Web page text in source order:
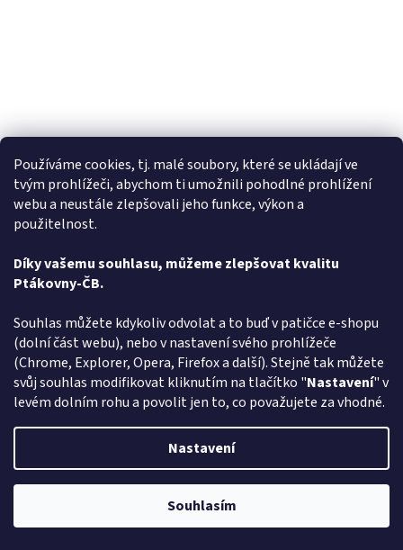
Používáme cookies, tj. malé soubory, které se ukládají ve
tvým prohlížeči, abychom ti umožnili pohodlné prohlížení
webu a neustále zlepšovali jeho funkce, výkon a
použitelnost.
Díky vašemu souhlasu, můžeme zlepšovat kvalitu
Ptákovny-ČB.
Souhlas můžete kdykoliv odvolat a to buď v patičce e-shopu
(dolní část webu), nebo v nastavení svého prohlížeče
(Chrome, Explorer, Opera, Firefox a další). Stejně tak můžete
svůj souhlas modifikovat kliknutím na tlačítko "Nastavení" v
levém dolním rohu a povolit jen to, co považujete za vhodné.
Nastavení
Souhlasím
Káva Maryša - Do smrti dobrý - 250g
hodnocení
produktu
je
z
5
hvězdiček.
283 Kč
Sranda musí být, a pokud hledáte - Kávu Maryša - Do smrti dobrý -
vyberte si v rodinném e-shopu ptakoviny-cb.cz. Doručujeme po celé
České republice. Pokud jste...
Kód:2587